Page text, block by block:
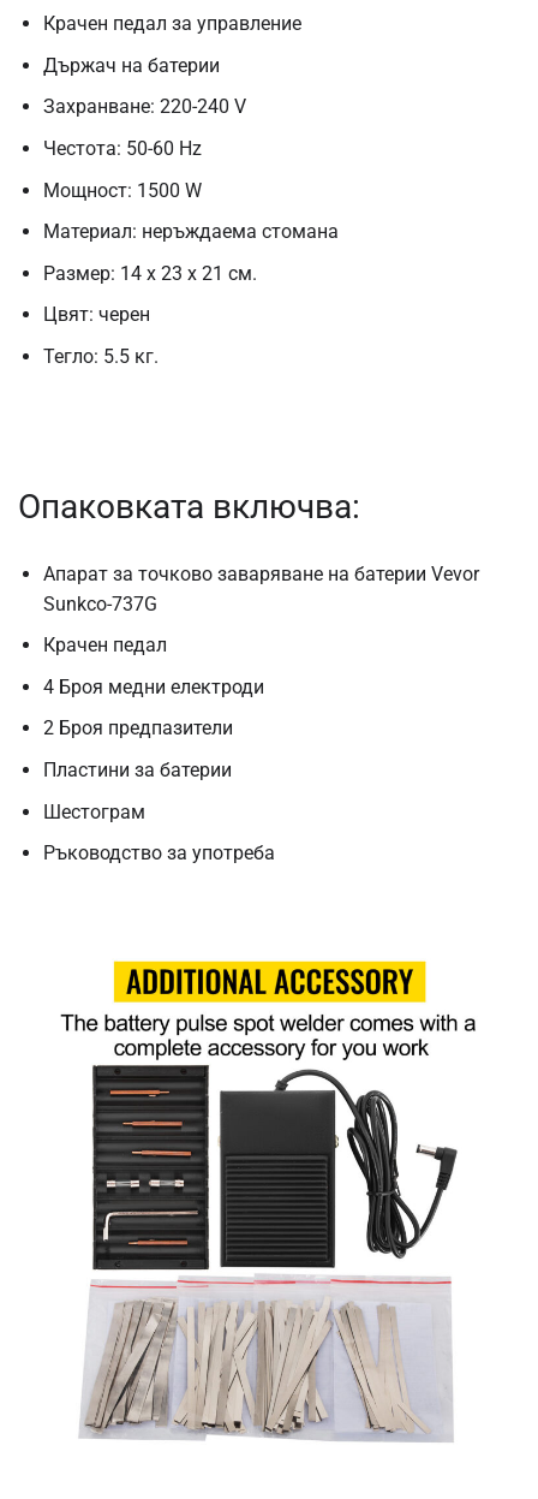
Крачен педал за управление
Държач на батерии
Захранване: 220-240 V
Честота: 50-60 Hz
Мощност: 1500 W
Материал: неръждаема стомана
Размер: 14 x 23 x 21 см.
Цвят: черен
Тегло: 5.5 кг.
Опаковката включва:
Апарат за точково заваряване на батерии Vevor
Sunkco-737G
Крачен педал
4 Броя медни електроди
2 Броя предпазители
Пластини за батерии
Шестограм
Ръководство за употреба